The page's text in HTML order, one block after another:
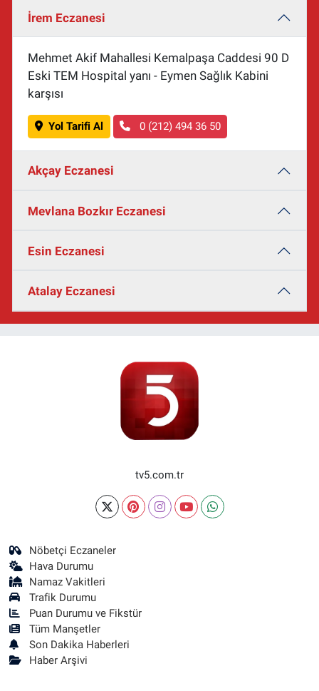
İrem Eczanesi
Mehmet Akif Mahallesi Kemalpaşa Caddesi 90 D
Eski TEM Hospital yanı - Eymen Sağlık Kabini
karşısı
Yol Tarifi Al 0 (212) 494 36 50
Akçay Eczanesi
Mevlana Bozkır Eczanesi
Esin Eczanesi
Atalay Eczanesi
tv5.com.tr
Nöbetçi Eczaneler
Hava Durumu
Namaz Vakitleri
Trafik Durumu
Puan Durumu ve Fikstür
Tüm Manşetler
Son Dakika Haberleri
Haber Arşivi